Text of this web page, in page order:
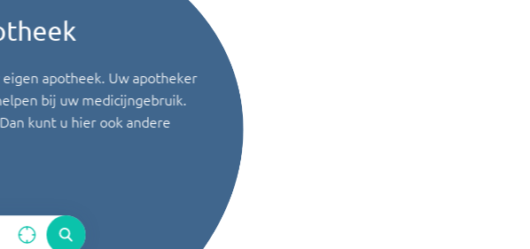
apotheek. Uw apotheker
bij uw medicijngebruik.
kunt u hier ook andere